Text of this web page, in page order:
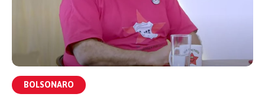
BOLSONARO